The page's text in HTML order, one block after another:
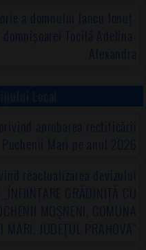
a domnului Iancu Ionuț-
Tocilă Adelina-
Alexandra
aprobarea rectificării
Mari pe anul 2026
reactualizarea devizului
GRĂDINIȚĂ CU
MOȘNENI, COMUNA
MARI, JUDEȚUL PRAHOVA”